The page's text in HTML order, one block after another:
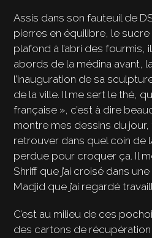
Assis dans son fauteuil de
pierres en équilibre, le
plafond à l’abri des fourmis,
abords de la médina avant,
l’inauguration de sa
de la ville. Il me sert le thé,
française », c’est à dire
montre mes dessins du jour,
retrouver dans quel coin de
perdue pour croquer ça. Il
Shriff que j’ai croisé dans
Madjid que j’ai regardé
C’est au milieu de ces
des cartons de